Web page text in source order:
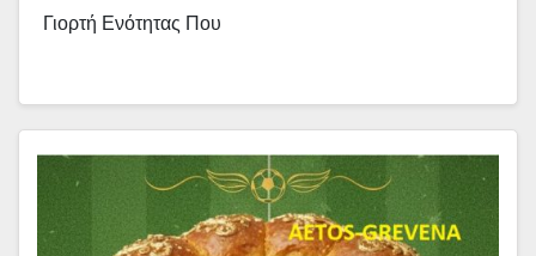
Γιορτή Ενότητας Που